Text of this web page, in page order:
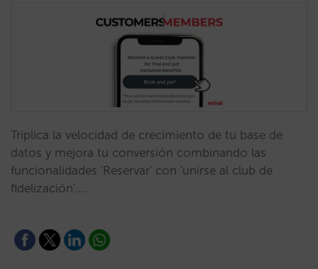
Triplica la velocidad de crecimiento de tu base de
datos y mejora tu conversión combinando las
funcionalidades 'Reservar' con 'unirse al club de
fidelización'.…